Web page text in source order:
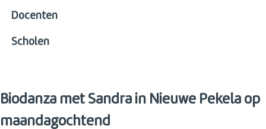
Docenten
Scholen
Biodanza met Sandra in Nieuwe Pekela op
maandagochtend